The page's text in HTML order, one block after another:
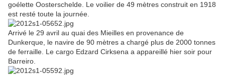
goélette Oosterschelde. Le voilier de 49 mètres construit en 1918
est resté toute la journée.
Arrivé le 29 avril au quai des Mieilles en provenance de
Dunkerque, le navire de 90 mètres a chargé plus de 2000 tonnes
de ferraille. Le cargo Edzard Cirksena a appareillé hier soir pour
Barreiro.